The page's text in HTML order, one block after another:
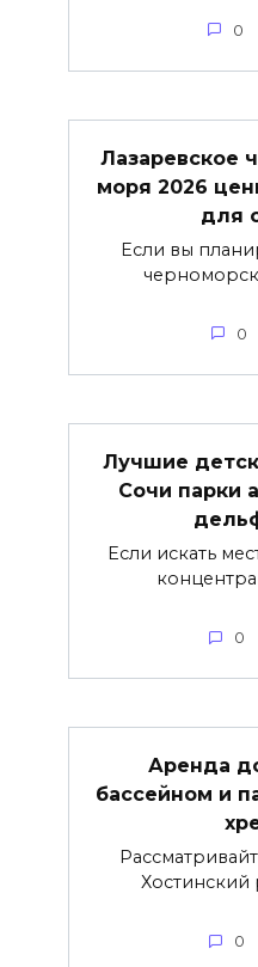
0
Лазаревское
моря 2026
для
Если вы
0
Лучшие
Сочи парки
Если искать
0
Аренда
бассейном и
Хостинский
0